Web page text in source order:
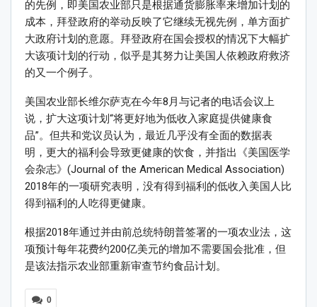
的先例，即美国农业部只是根据通货膨胀率来增加计划的
成本，拜登政府的举动反映了它继续无视先例，单方面扩
大政府计划的意愿。拜登政府在国会授权的情况下大幅扩
大该项计划的行动，似乎是其努力让美国人依赖政府救济
的又一个例子。
美国农业部长维尔萨克在今年8月与记者的电话会议上
说，扩大这项计划“将更好地为低收入家庭提供健康食
品”。但共和党议员认为，最近几乎没有全面的数据表
明，更大的福利会导致更健康的饮食，并指出《美国医学
会杂志》(Journal of the American Medical Association)
2018年的一项研究表明，没有得到福利的低收入美国人比
得到福利的人吃得更健康。
根据2018年通过并由前总统特朗普签署的一项农业法，这
项预计每年花费约200亿美元的增加不需要国会批准，但
是该法指示农业部重新审查节约食品计划。
0